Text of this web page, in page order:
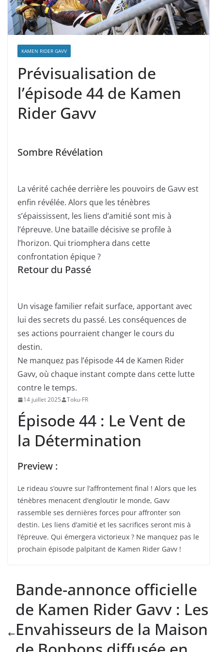
KAMEN RIDER GAVV
Prévisualisation de
l’épisode 44 de Kamen
Rider Gavv
Sombre Révélation
La vérité cachée derrière les pouvoirs de Gavv est
enfin révélée. Alors que les ténèbres
s’épaississent, les liens d’amitié sont mis à
l’épreuve. Une bataille décisive se profile à
l’horizon. Qui triomphera dans cette
confrontation épique ?
Retour du Passé
Un visage familier refait surface, apportant avec
lui des secrets du passé. Les conséquences de
ses actions pourraient changer le cours du
destin.
Ne manquez pas l’épisode 44 de Kamen Rider
Gavv, où chaque instant compte dans cette lutte
contre le temps.
14 juillet 2025 Toku-FR
Épisode 44 : Le Vent de
la Détermination
Preview :
Le rideau s’ouvre sur l’affrontement final ! Alors que les
ténèbres menacent d’engloutir le monde, Gavv
rassemble ses dernières forces pour affronter son
destin. Les liens d’amitié et les sacrifices seront mis à
l’épreuve. Qui émergera victorieux ? Ne manquez pas le
prochain épisode palpitant de Kamen Rider Gavv !
Bande-annonce officielle
de Kamen Rider Gavv : Les
Envahisseurs de la Maison